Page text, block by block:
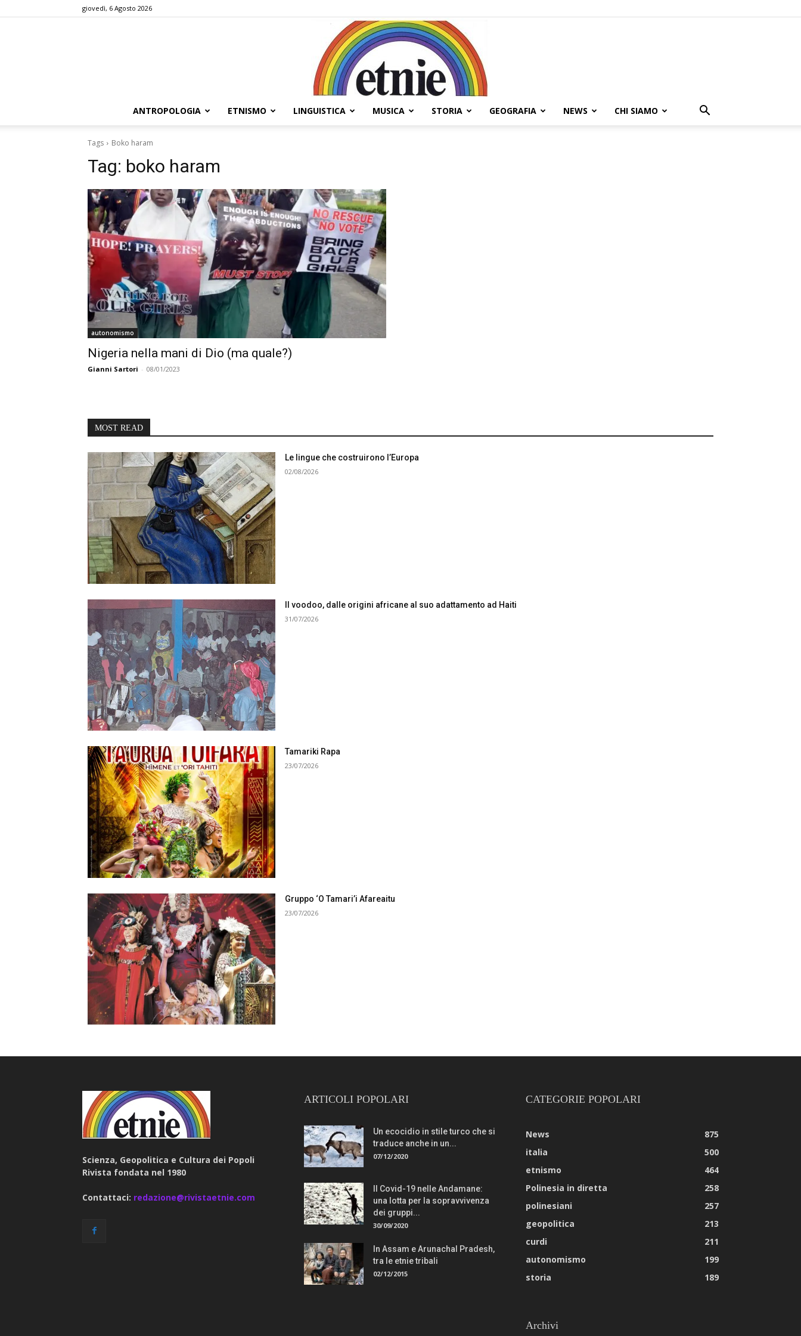
giovedì, 6 Agosto 2026
ANTROPOLOGIA ETNISMO LINGUISTICA MUSICA STORIA GEOGRAFIA NEWS CHI SIAMO
Tags Boko haram
Tag: boko haram
autonomismo
Nigeria nella mani di Dio (ma quale?)
Gianni Sartori - 08/01/2023
MOST READ
Le lingue che costruirono l’Europa
02/08/2026
Il voodoo, dalle origini africane al suo adattamento ad Haiti
31/07/2026
Tamariki Rapa
23/07/2026
Gruppo ‘O Tamari’i Afareaitu
23/07/2026
Scienza, Geopolitica e Cultura dei Popoli
Rivista fondata nel 1980
Contattaci: redazione@rivistaetnie.com
ARTICOLI POPOLARI
Un ecocidio in stile turco che si
traduce anche in un...
07/12/2020
Il Covid-19 nelle Andamane:
una lotta per la sopravvivenza
dei gruppi...
30/09/2020
In Assam e Arunachal Pradesh,
tra le etnie tribali
02/12/2015
CATEGORIE POPOLARI
News
875
italia
500
etnismo
464
Polinesia in diretta
258
polinesiani
257
geopolitica
213
curdi
211
autonomismo
199
storia
189
Archivi